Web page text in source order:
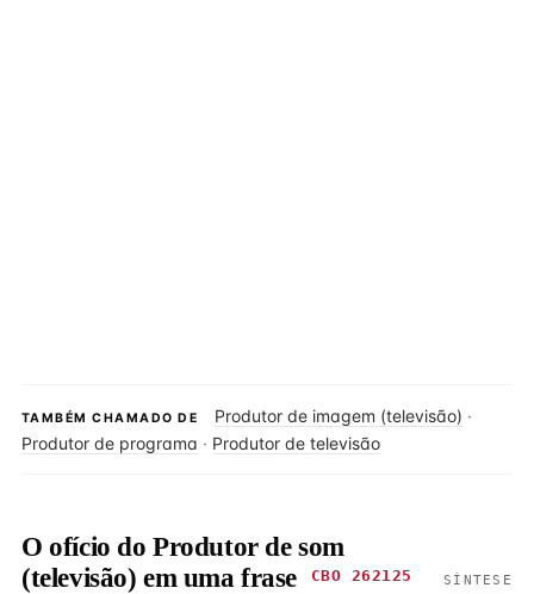
TAMBÉM CHAMADO DE Produtor de imagem (televisão) ·
Produtor de programa · Produtor de televisão
O ofício do Produtor de som
(televisão) em uma frase
CBO 262125 SÍNTESE